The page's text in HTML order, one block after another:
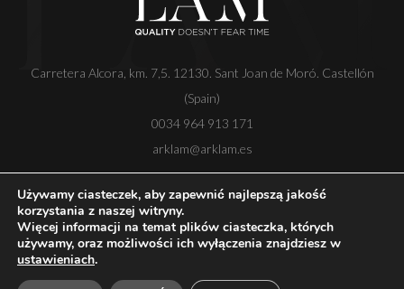
Carretera Alcora, km. 7,5. 12130. Sant Joan de Moró. Castellón
(Spain)
0034 964 913 171
arklam@arklam.es
Copyright Nota prawna
Polityka prywatności
Polityka plików cookie
Używamy ciasteczek, aby zapewnić najlepszą jakość
korzystania z naszej witryny.
Więcej informacji na temat plików ciasteczka, których
używamy, oraz możliwości ich wyłączenia znajdziesz w
ustawieniach.